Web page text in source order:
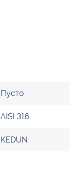
Пусто
AISI 316
KEDUN